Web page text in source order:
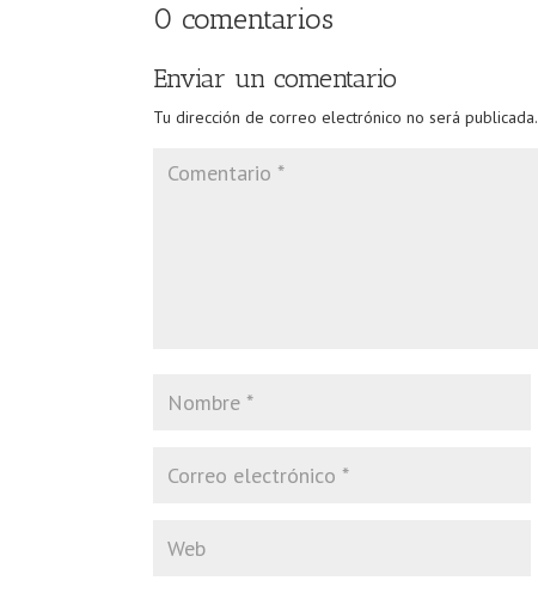
0 comentarios
Enviar un comentario
Tu dirección de correo electrónico no será publicada.